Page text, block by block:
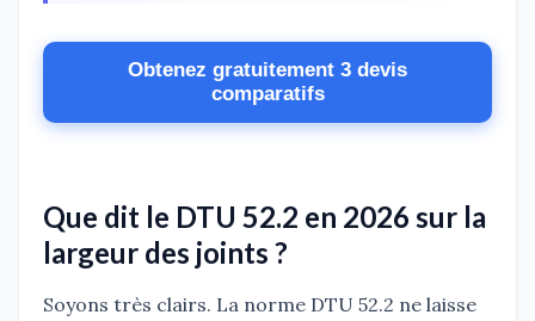
Obtenez gratuitement 3 devis
comparatifs
Que dit le DTU 52.2 en 2026 sur la
largeur des joints ?
Soyons très clairs. La norme DTU 52.2 ne laisse